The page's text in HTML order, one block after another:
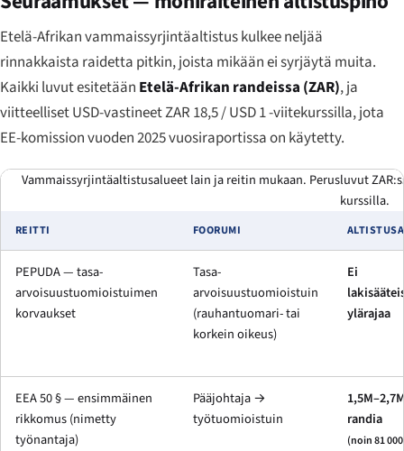
Etelä-Afrikan vammaissyrjintäaltistus kulkee neljää
rinnakkaista raidetta pitkin, joista mikään ei syrjäytä muita.
Kaikki luvut esitetään Etelä-Afrikan randeissa (ZAR), ja
viitteelliset USD-vastineet ZAR 18,5 / USD 1 -viitekurssilla, jota
EE-komission vuoden 2025 vuosiraportissa on käytetty.
Vammaissyrjintäaltistusalueet lain ja reitin mukaan. Perusluvut
kurssilla.
REITTI FOORUMI
PEPUDA — tasa-
arvoisuustuomioistuimen
korvaukset
Tasa-
arvoisuustuomioistuin
(rauhantuomari- tai
korkein oikeus)
Ei
ylärajaa
EEA 50 § — ensimmäinen
rikkomus (nimetty
työnantaja)
Pääjohtaja →
työtuomioistuin
randia
(noin 81